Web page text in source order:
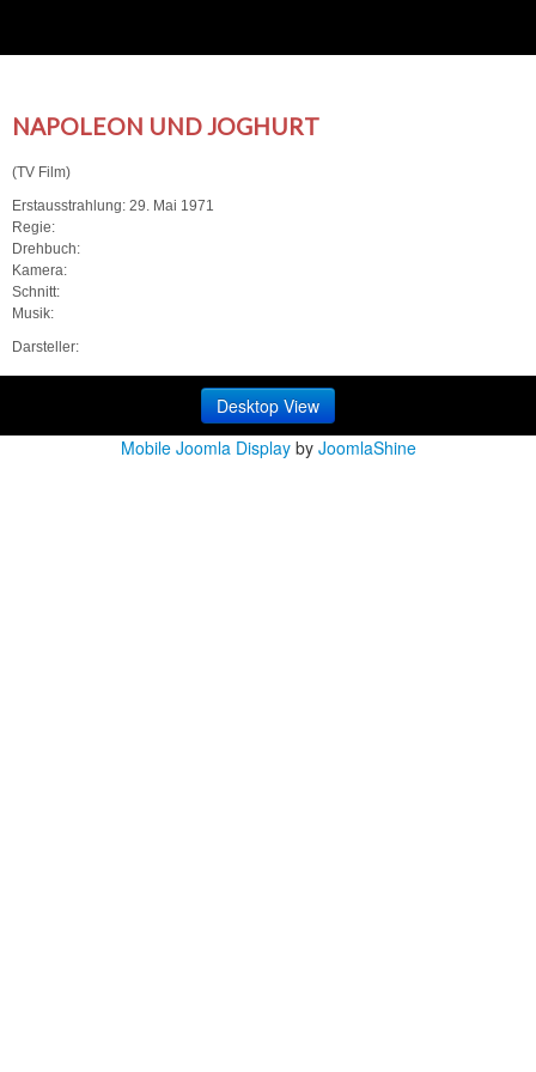
NAPOLEON UND JOGHURT
(TV Film)
Erstausstrahlung: 29. Mai 1971
Regie:
Drehbuch:
Kamera:
Schnitt:
Musik:
Darsteller:
Desktop View
Mobile Joomla Displayby JoomlaShine